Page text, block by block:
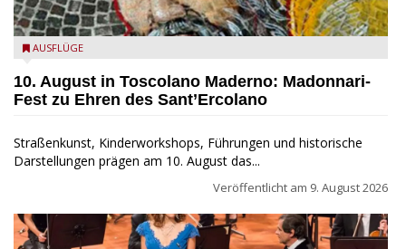
Toscolano Maderno: "Madonnari per Sant'Ercolano"
AUSFLÜGE
10. August in Toscolano Maderno: Madonnari-
Fest zu Ehren des Sant’Ercolano
Straßenkunst, Kinderworkshops, Führungen und historische
Darstellungen prägen am 10. August das...
Veröffentlicht am 9. August 2026